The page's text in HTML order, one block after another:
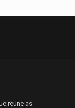
reúne as